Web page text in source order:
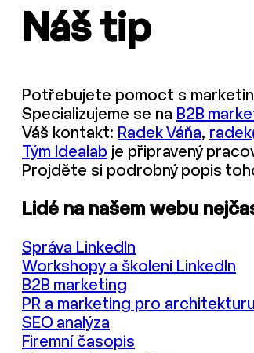
Náš tip
Potřebujete pomoct s
Specializujeme se na B2B
Váš kontakt: Radek Váňa,
Tým Idealab je připravený
Projděte si podrobný popis
Lidé na našem webu
Správa LinkedIn
Workshopy a školení LinkedIn
B2B marketing
PR a marketing pro architekturu
SEO analýza
Firemní časopis